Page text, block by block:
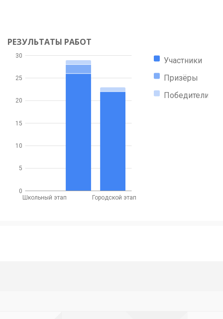
РЕЗУЛЬТАТЫ РАБОТ
Участники
Призёры
Победители
Школьный этап Городской этап
0
5
10
15
20
25
30